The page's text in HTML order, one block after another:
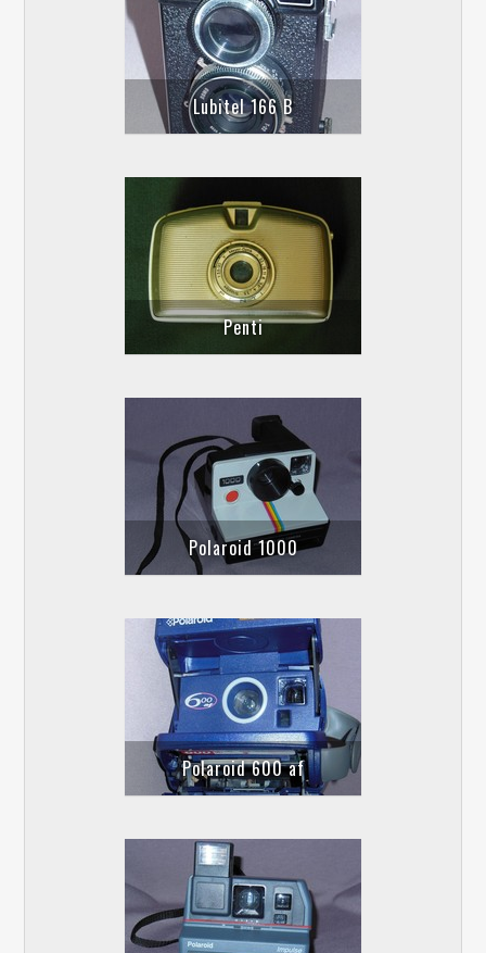
Lubitel 166 B
Penti
Polaroid 1000
Polaroid 600 af